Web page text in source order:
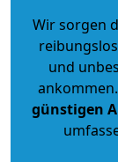
Wir sorgen
und
günstigen